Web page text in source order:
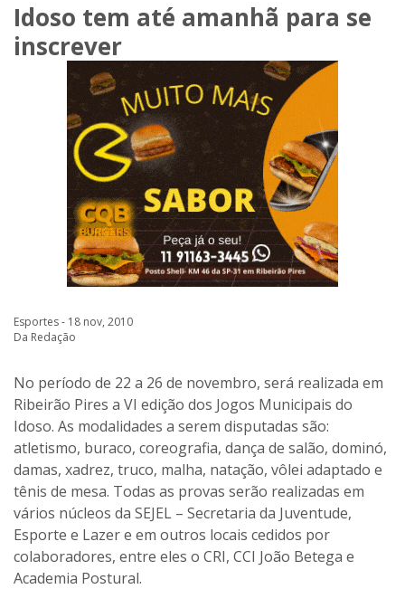
Idoso tem até amanhã para se
inscrever
Esportes - 18 nov, 2010
Da Redação
No período de 22 a 26 de novembro, será realizada em
Ribeirão Pires a VI edição dos Jogos Municipais do
Idoso. As modalidades a serem disputadas são:
atletismo, buraco, coreografia, dança de salão, dominó,
damas, xadrez, truco, malha, natação, vôlei adaptado e
tênis de mesa. Todas as provas serão realizadas em
vários núcleos da SEJEL – Secretaria da Juventude,
Esporte e Lazer e em outros locais cedidos por
colaboradores, entre eles o CRI, CCI João Betega e
Academia Postural.